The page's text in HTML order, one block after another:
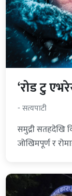
‘रोड टु
- सत्यपाटी
समुद्री सतहदेखि
जोखिमपूर्ण र